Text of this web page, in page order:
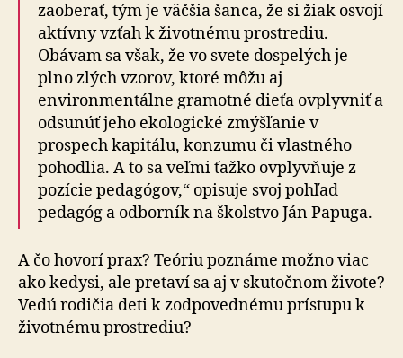
zaoberať, tým je väčšia šanca, že si žiak osvojí
aktívny vzťah k životnému prostrediu.
Obávam sa však, že vo svete dospelých je
plno zlých vzorov, ktoré môžu aj
environmentálne gramotné dieťa ovplyvniť a
odsunúť jeho ekologické zmýšľanie v
prospech kapitálu, konzumu či vlastného
pohodlia. A to sa veľmi ťažko ovplyvňuje z
pozície pedagógov,“ opisuje svoj pohľad
pedagóg a odborník na školstvo Ján Papuga.
A čo hovorí prax? Teóriu poznáme možno viac
ako kedysi, ale pretaví sa aj v skutočnom živote?
Vedú rodičia deti k zodpovednému prístupu k
životnému prostrediu?